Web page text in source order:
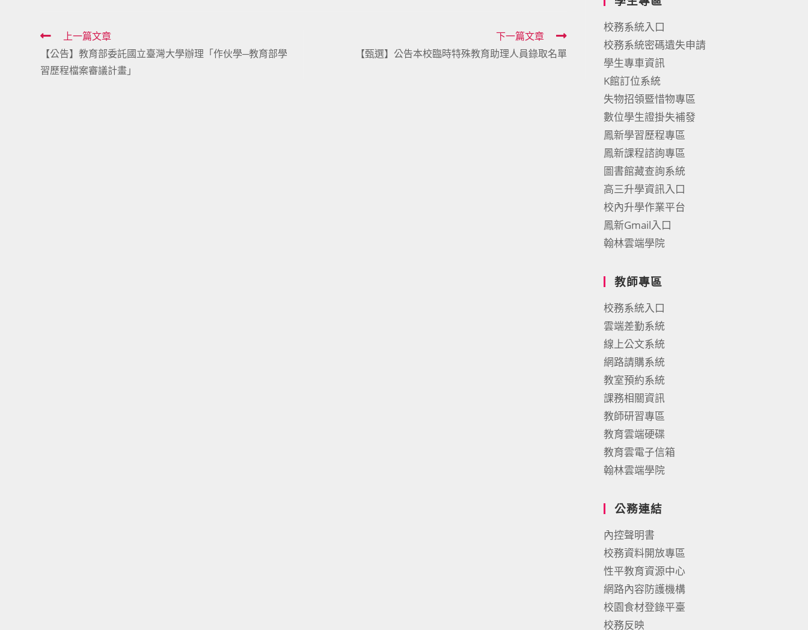
Read
more
articles
上一篇文章
【公告】教育部委託國立臺灣大學辦理「作伙學─教育部學
習歷程檔案審議計畫」
下一篇文章
【甄選】公告本校臨時特殊教育助理人員錄取名單
校務系統入口
校務系統密碼遺失申請
學生專車資訊
K館訂位系統
失物招領暨惜物專區
數位學生證掛失補發
鳳新學習歷程專區
鳳新課程諮詢專區
圖書館藏查詢系統
高三升學資訊入口
校內升學作業平台
鳳新Gmail入口
翰林雲端學院
教師專區
校務系統入口
雲端差勤系統
線上公文系統
網路請購系統
教室預約系統
課務相關資訊
教師研習專區
教育雲端硬碟
教育雲電子信箱
翰林雲端學院
公務連結
內控聲明書
校務資料開放專區
性平教育資源中心
網路內容防護機構
校園食材登錄平臺
校務反映